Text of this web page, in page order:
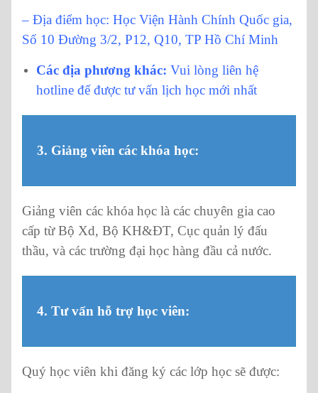
– Địa điểm học: Học Viện Hành Chính Quốc gia,
Số 10 Đường 3/2, P12, Q10, TP Hồ Chí Minh
Các địa phương khác: Vui lòng liên hệ
hotline để được tư vấn lịch học mới nhất
3. Giảng viên các khóa học:
Giảng viên các khóa học là các chuyên gia cao
cấp từ Bộ Xd, Bộ KH&ĐT, Cục quản lý đấu
thầu, và các trường đại học hàng đầu cả nước.
4. Tư vấn hỗ trợ học viên:
Quý học viên khi đăng ký các lớp học sẽ được: